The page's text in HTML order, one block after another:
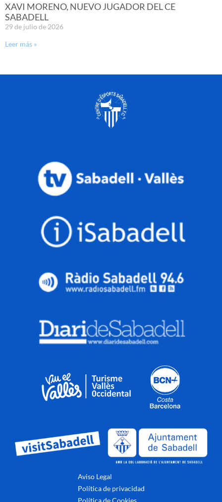
XAVI MORENO, NUEVO JUGADOR DEL CE
SABADELL
29 de julio de 2026
Leer más »
Aviso Legal
Política de privacidad